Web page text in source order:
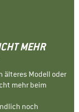
MEHR
älteres Modell oder
mehr beim
noch